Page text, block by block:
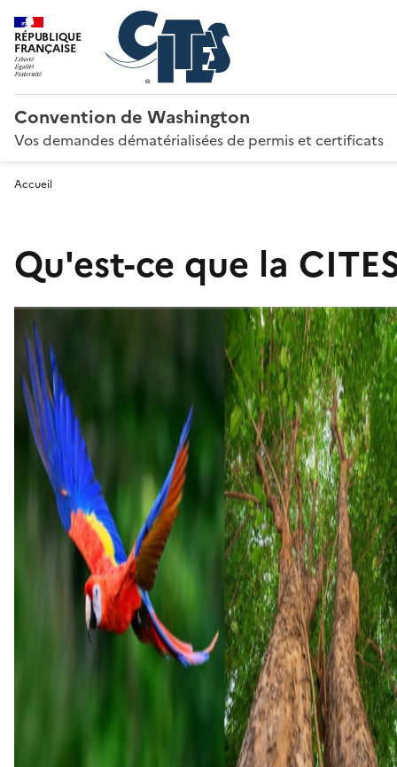
RÉPUBLIQUE
FRANÇAISE
Convention de Washington
Vos demandes dématérialisées de permis et certificats
Accueil
Qu'est-ce que la